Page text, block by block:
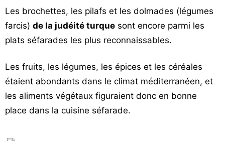
Les brochettes, les pilafs et les dolmades (légumes
farcis) de la judéité turque sont encore parmi les
plats séfarades les plus reconnaissables.
Les fruits, les légumes, les épices et les céréales
étaient abondants dans le climat méditerranéen, et
les aliments végétaux figuraient donc en bonne
place dans la cuisine séfarade.